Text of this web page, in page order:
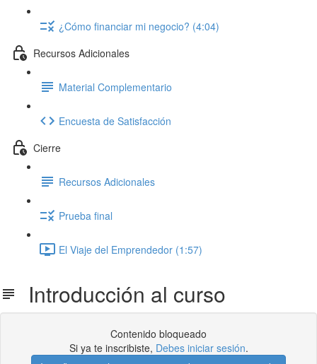
¿Cómo financiar mi negocio? (4:04)
Recursos Adicionales
Material Complementario
Encuesta de Satisfacción
Cierre
Recursos Adicionales
Prueba final
El Viaje del Emprendedor (1:57)
Introducción al curso
Contenido bloqueado
Si ya te inscribiste, Debes iniciar sesión.